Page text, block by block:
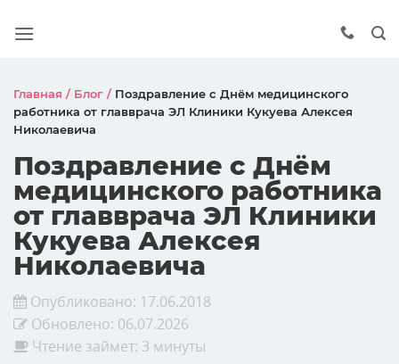
Главная / Блог / Поздравление с Днём медицинского
работника от главврача ЭЛ Клиники Кукуева Алексея
Николаевича
Поздравление с Днём
медицинского работника
от главврача ЭЛ Клиники
Кукуева Алексея
Николаевича
Опубликовано: 17.06.2018
Обновлено: 06.07.2026
Чтение займет: 3 минуты